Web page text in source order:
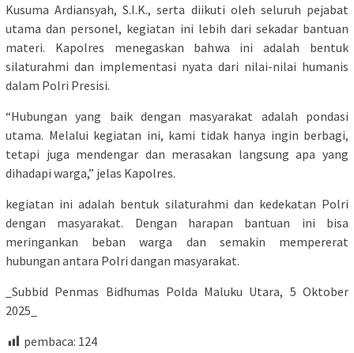
Kusuma Ardiansyah, S.I.K., serta diikuti oleh seluruh pejabat
utama dan personel, kegiatan ini lebih dari sekadar bantuan
materi. Kapolres menegaskan bahwa ini adalah bentuk
silaturahmi dan implementasi nyata dari nilai-nilai humanis
dalam Polri Presisi.
“Hubungan yang baik dengan masyarakat adalah pondasi
utama. Melalui kegiatan ini, kami tidak hanya ingin berbagi,
tetapi juga mendengar dan merasakan langsung apa yang
dihadapi warga,” jelas Kapolres.
kegiatan ini adalah bentuk silaturahmi dan kedekatan Polri
dengan masyarakat. Dengan harapan bantuan ini bisa
meringankan beban warga dan semakin mempererat
hubungan antara Polri dangan masyarakat.
_Subbid Penmas Bidhumas Polda Maluku Utara, 5 Oktober
2025_
pembaca: 124